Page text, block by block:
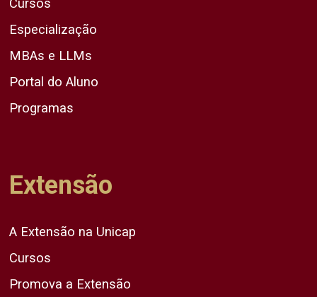
Cursos
Especialização
MBAs e LLMs
Portal do Aluno
Programas
Extensão
A Extensão na Unicap
Cursos
Promova a Extensão